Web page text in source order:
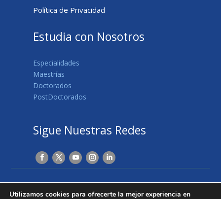
Política de Privacidad
Estudia con Nosotros
Especialidades
Maestrías
Doctorados
PostDoctorados
Sigue Nuestras Redes
Utilizamos cookies para ofrecerte la mejor experiencia en